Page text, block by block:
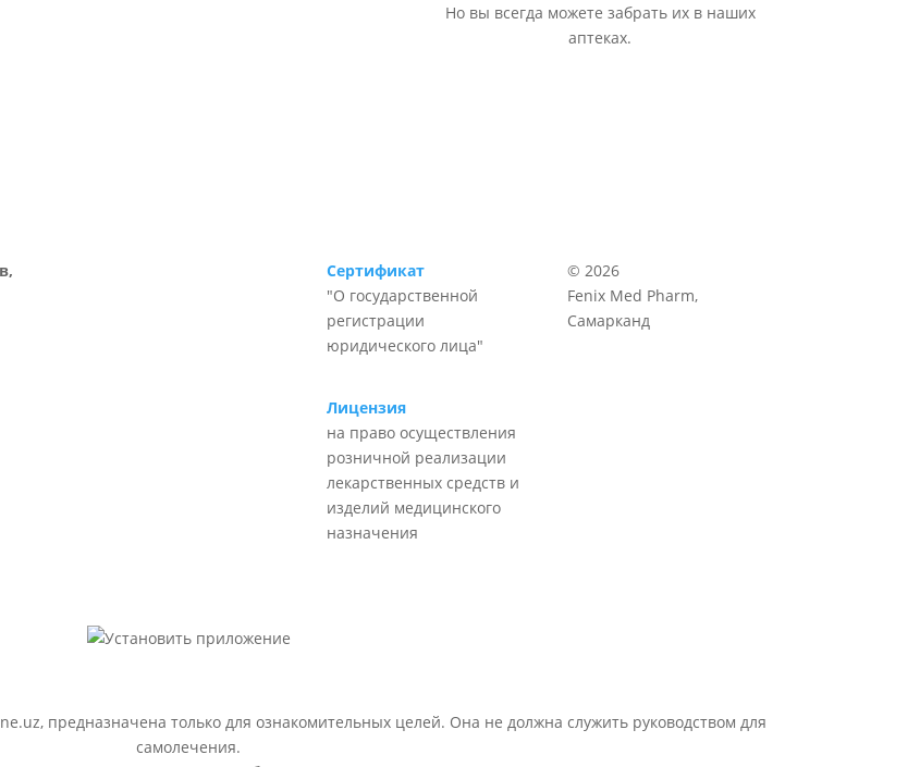
Но вы всегда можете забрать их в наших
аптеках.
Сертификат
"О государственной
регистрации
юридического лица"
Лицензия
на право осуществления
розничной реализации
лекарственных средств и
изделий медицинского
назначения
© 2026
Fenix Med Pharm,
Самарканд
предназначена только для ознакомительных целей. Она не должна служить руководством для
самолечения.